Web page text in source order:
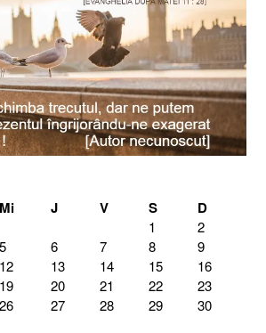
Mi J V S D
1
2
5 6 7 8
9
12 13 14 15
16
19 20 21 22
23
26 27 28 29
30